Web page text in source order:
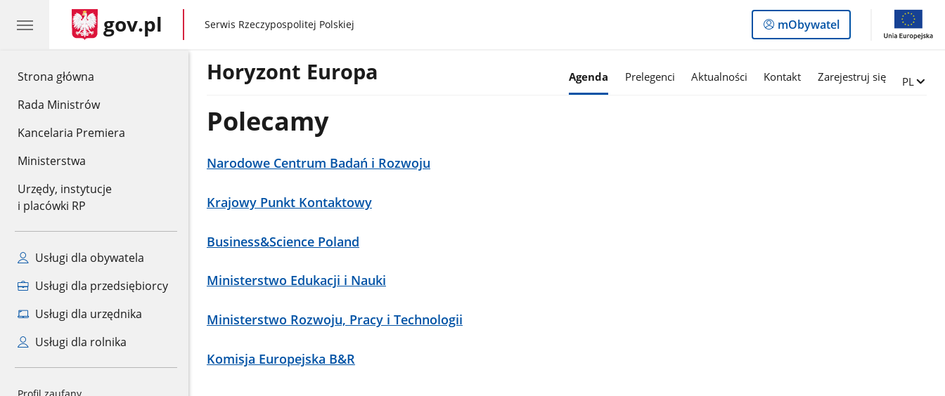
Strona główna
Rada Ministrów
Kancelaria Premiera
Ministerstwa
Urzędy, instytucje
i placówki RP
Usługi dla obywatela
Usługi dla przedsiębiorcy
Usługi dla urzędnika
Usługi dla rolnika
gov.pl gov.pl
Serwis Rzeczypospolitej Polskiej
Logowanie
do
mObywatel
Horyzont Europa Agenda Prelegenci Aktualności Kontakt Zarejestruj się Zmień
PL
Polecamy
Narodowe Centrum Badań i Rozwoju
Krajowy Punkt Kontaktowy
Business&Science Poland
Ministerstwo Edukacji i Nauki
Ministerstwo Rozwoju, Pracy i Technologii
Komisja Europejska B&R